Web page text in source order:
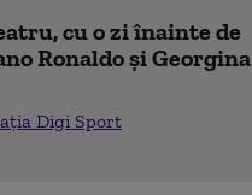
cu o zi înainte de
Ronaldo și Georgina
Digi Sport